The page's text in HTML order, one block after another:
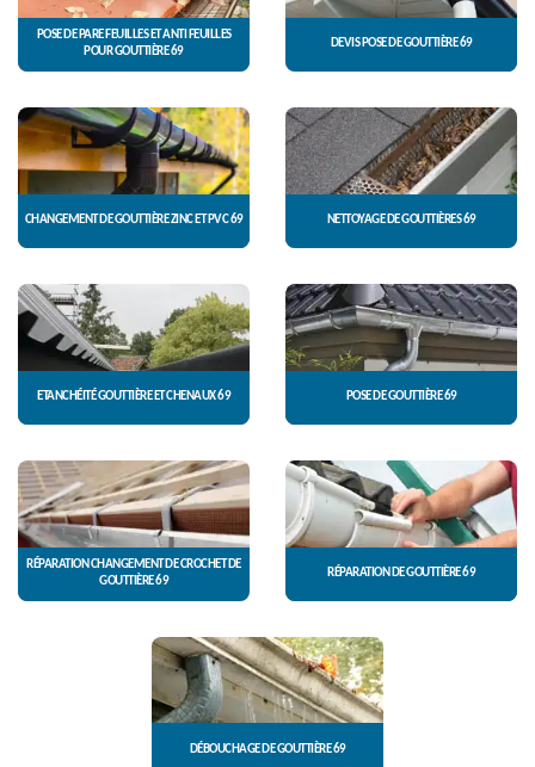
POSE DE PARE FEUILLES ET ANTI FEUILLES
POUR GOUTTIÈRE 69
DEVIS POSE DE GOUTTIÈRE 69
CHANGEMENT DE GOUTTIÈRE ZINC ET PVC 69 NETTOYAGE DE GOUTTIÈRES 69
ETANCHÉITÉ GOUTTIÈRE ET CHENAUX 69 POSE DE GOUTTIÈRE 69
RÉPARATION CHANGEMENT DE CROCHET DE
GOUTTIÈRE 69
RÉPARATION DE GOUTTIÈRE 69
DÉBOUCHAGE DE GOUTTIÈRE 69